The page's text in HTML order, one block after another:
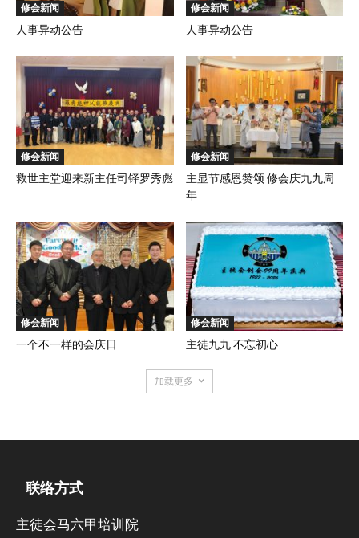
修会新闻
人事异动公告
修会新闻
人事异动公告
修会新闻
救世主堂迎来新主任司铎罗秀彪
修会新闻
主显节感恩赞颂 修会庆九九周
年
修会新闻
一个不一样的会庆日
修会新闻
主徒九九 不忘初心
加载更多
联络方式
主徒会马六甲培训院